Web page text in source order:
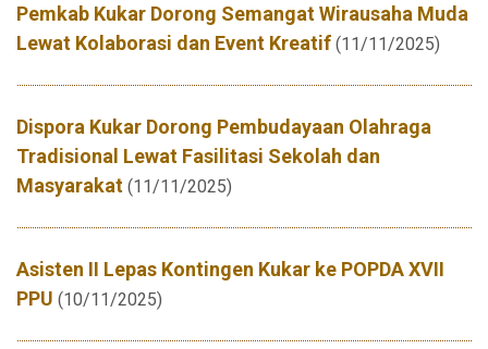
Pemkab Kukar Dorong Semangat Wirausaha Muda
Lewat Kolaborasi dan Event Kreatif (11/11/2025)
Dispora Kukar Dorong Pembudayaan Olahraga
Tradisional Lewat Fasilitasi Sekolah dan
Masyarakat (11/11/2025)
Asisten II Lepas Kontingen Kukar ke POPDA XVII
PPU (10/11/2025)